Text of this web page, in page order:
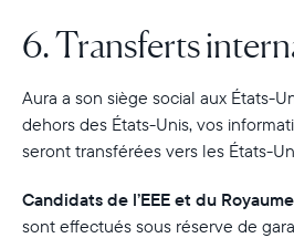
Continuer
6. Transferts
Aura a son siège social aux États-
dehors des États-Unis, vos
seront transférées vers les États-
Candidats de l’EEE et du
sont effectués sous réserve de